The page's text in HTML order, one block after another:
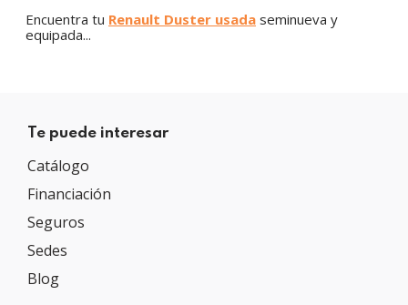
Encuentra tu Renault Duster usada seminueva y
equipada...
Te puede interesar
Catálogo
Financiación
Seguros
Sedes
Blog